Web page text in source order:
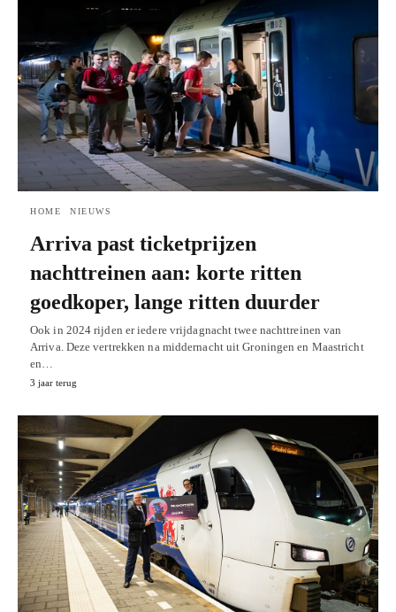
HOME NIEUWS
Arriva past ticketprijzen
nachttreinen aan: korte ritten
goedkoper, lange ritten duurder
Ook in 2024 rijden er iedere vrijdagnacht twee nachttreinen van
Arriva. Deze vertrekken na middernacht uit Groningen en Maastricht
en…
3 jaar terug